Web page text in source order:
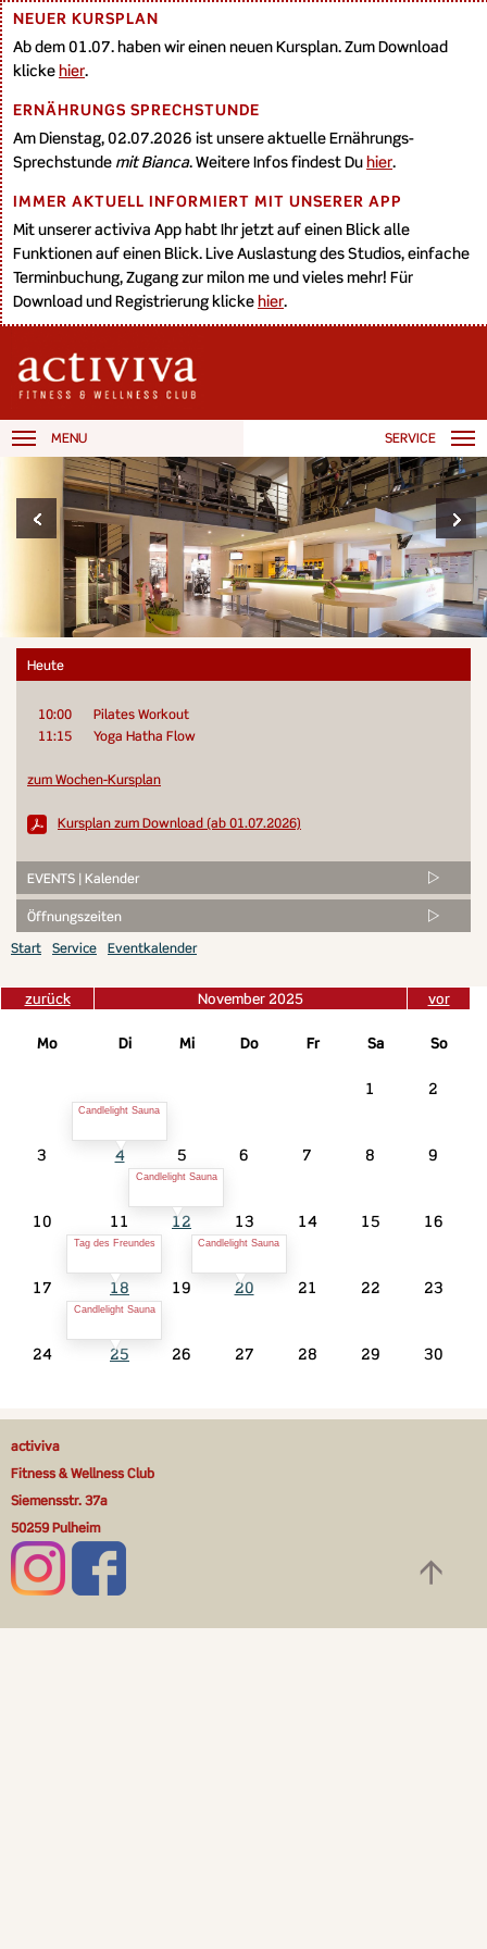
NEUER KURSPLAN
Ab dem 01.07. haben wir einen neuen Kursplan. Zum Download
klickehier.
ERNÄHRUNGS SPRECHSTUNDE
Am Dienstag, 02.07.2026 ist unsere aktuelle Ernährungs-
Sprechstunde mit Bianca. Weitere Infos findest Duhier.
IMMER AKTUELL INFORMIERT MIT UNSERER APP
Mit unserer activiva App habt Ihr jetzt auf einen Blick alle
Funktionen auf einen Blick. Live Auslastung des Studios, einfache
Terminbuchung, Zugang zur milon me und vieles mehr! Für
Download und Registrierung klickehier.
MENU SERVICE
Heute
10:00
Pilates Workout
11:15
Yoga Hatha Flow
zum Wochen-Kursplan
Kursplan zum Download (ab 01.07.2026)
EVENTS | Kalender
Öffnungszeiten
Start
Service Eventkalender
zurück November 2025 vor
Mo Di Mi Do Fr Sa So
1 2
3
Candlelight Sauna
4 5 6 7 8 9
10 11
Candlelight Sauna
12 13 14 15 16
17
Tag des Freundes
18 19
Candlelight Sauna
20 21 22 23
24
Candlelight Sauna
25 26 27 28 29 30
activiva
Fitness & Wellness Club
Siemensstr. 37a
50259 Pulheim